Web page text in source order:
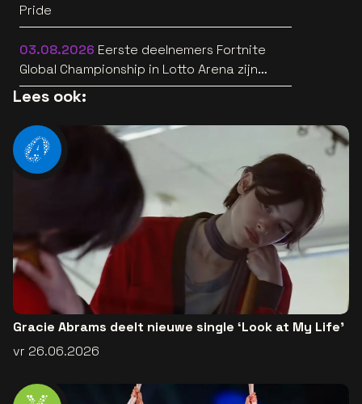
Pride
03.08.2026 Eerste deelnemers Fortnite
Global Championship in Lotto Arena zijn
bekend
Lees ook:
Gracie Abrams deelt nieuwe single ‘Look at My Life’
vr 26.06.2026